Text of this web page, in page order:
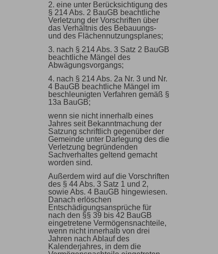
2. eine unter Berücksichtigung des
§ 214 Abs. 2 BauGB beachtliche
Verletzung der Vorschriften über
das Verhältnis des Bebauungs-
und des Flächennutzungsplanes;
3. nach § 214 Abs. 3 Satz 2 BauGB
beachtliche Mängel des
Abwägungsvorgangs;
4. nach § 214 Abs. 2a Nr. 3 und Nr.
4 BauGB beachtliche Mängel im
beschleunigten Verfahren gemäß §
13a BauGB;
wenn sie nicht innerhalb eines
Jahres seit Bekanntmachung der
Satzung schriftlich gegenüber der
Gemeinde unter Darlegung des die
Verletzung begründenden
Sachverhaltes geltend gemacht
worden sind.
Außerdem wird auf die Vorschriften
des § 44 Abs. 3 Satz 1 und 2,
sowie Abs. 4 BauGB hingewiesen.
Danach erlöschen
Entschädigungsansprüche für
nach den §§ 39 bis 42 BauGB
eingetretene Vermögensnachteile,
wenn nicht innerhalb von drei
Jahren nach Ablauf des
Kalenderjahres, in dem die